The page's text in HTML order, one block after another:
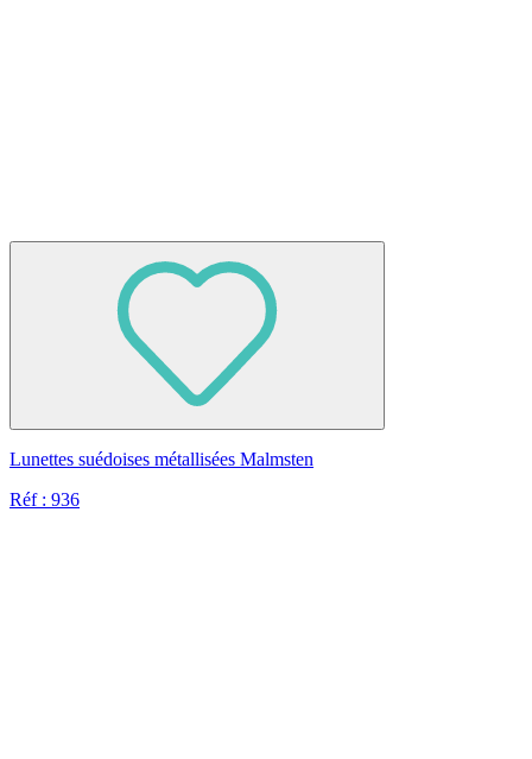
Lunettes suédoises métallisées Malmsten
Réf : 936